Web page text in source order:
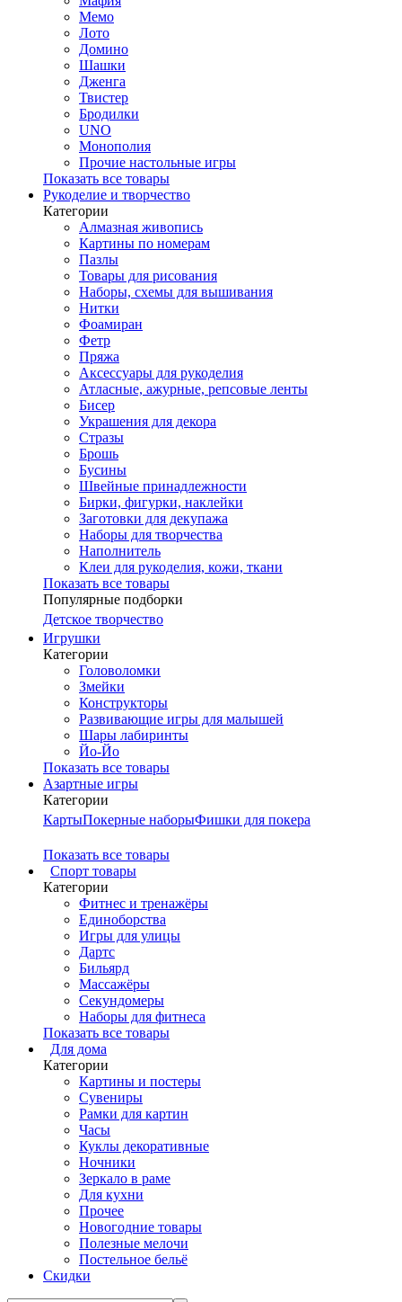
Мемо
Лото
Домино
Шашки
Дженга
Твистер
Бродилки
UNO
Монополия
Прочие настольные игры
Показать все товары
Рукоделие и творчество
Категории
Алмазная живопись
Картины по номерам
Пазлы
Товары для рисования
Наборы, схемы для вышивания
Нитки
Фоамиран
Фетр
Пряжа
Аксессуары для рукоделия
Атласные, ажурные, репсовые ленты
Бисер
Украшения для декора
Стразы
Брошь
Бусины
Швейные принадлежности
Бирки, фигурки, наклейки
Заготовки для декупажа
Наборы для творчества
Наполнитель
Клеи для рукоделия, кожи, ткани
Показать все товары
Популярные подборки
Детское творчество
Игрушки
Категории
Головоломки
Змейки
Конструкторы
Развивающие игры для малышей
Шары лабиринты
Йо-Йо
Показать все товары
Азартные игры
Категории
КартыПокерные наборыФишки для покера
Показать все товары
Cпорт товары
Категории
Фитнес и тренажёры
Единоборства
Игры для улицы
Дартс
Бильярд
Массажёры
Секундомеры
Наборы для фитнеса
Показать все товары
Для дома
Категории
Картины и постеры
Сувениры
Рамки для картин
Часы
Куклы декоративные
Ночники
Зеркало в раме
Для кухни
Прочее
Новогодние товары
Полезные мелочи
Постельное бельё
Скидки